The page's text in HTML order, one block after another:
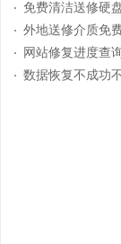
免费清洁送修硬
外地送修介质免
网站修复进度查
数据恢复不成功